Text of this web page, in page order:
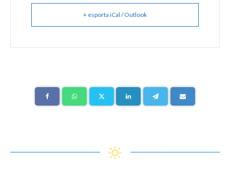
+ esporta iCal / Outlook